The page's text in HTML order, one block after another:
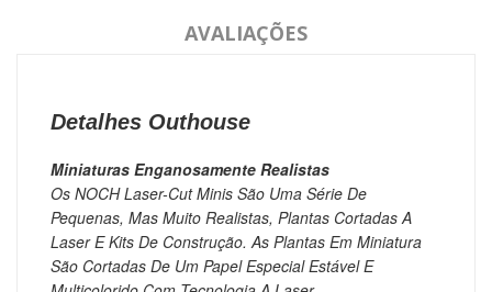
AVALIAÇÕES
Detalhes Outhouse
Miniaturas Enganosamente Realistas
Os NOCH Laser-Cut Minis São Uma Série De
Pequenas, Mas Muito Realistas, Plantas Cortadas A
Laser E Kits De Construção. As Plantas Em Miniatura
São Cortadas De Um Papel Especial Estável E